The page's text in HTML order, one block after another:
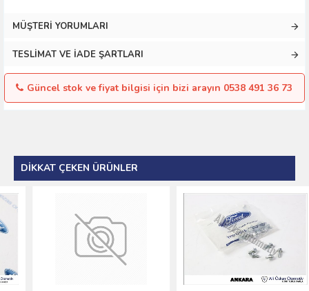
MÜŞTERI YORUMLARI
TESLIMAT VE İADE ŞARTLARI
Güncel stok ve fiyat bilgisi için bizi arayın 0538 491 36 73
DIKKAT ÇEKEN ÜRÜNLER